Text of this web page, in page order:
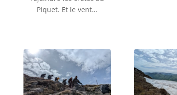
Piquet. Et le vent…